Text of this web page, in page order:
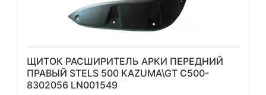
ЩИТОК РАСШИРИТЕЛЬ АРКИ ПЕРЕДНИЙ
ПРАВЫЙ STELS 500 KAZUMA\GT C500-
8302056 LN001549